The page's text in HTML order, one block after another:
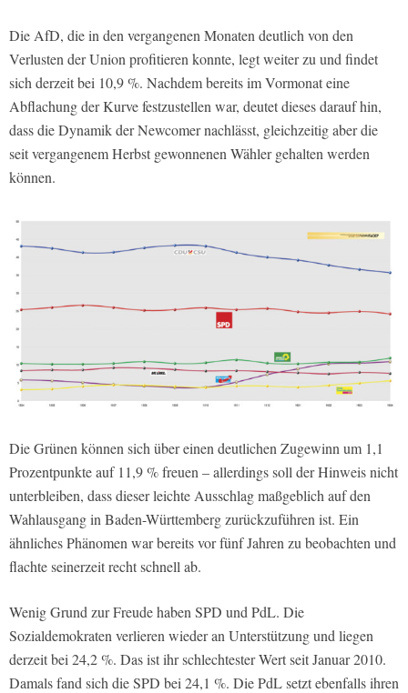
Die AfD, die in den vergangenen Monaten deutlich von den
Verlusten der Union profitieren konnte, legt weiter zu und findet
sich derzeit bei 10,9 %. Nachdem bereits im Vormonat eine
Abflachung der Kurve festzustellen war, deutet dieses darauf hin,
dass die Dynamik der Newcomer nachlässt, gleichzeitig aber die
seit vergangenem Herbst gewonnenen Wähler gehalten werden
können.
Die Grünen können sich über einen deutlichen Zugewinn um 1,1
Prozentpunkte auf 11,9 % freuen – allerdings soll der Hinweis nicht
unterbleiben, dass dieser leichte Ausschlag maßgeblich auf den
Wahlausgang in Baden-Württemberg zurückzuführen ist. Ein
ähnliches Phänomen war bereits vor fünf Jahren zu beobachten und
flachte seinerzeit recht schnell ab.
Wenig Grund zur Freude haben SPD und PdL. Die
Sozialdemokraten verlieren wieder an Unterstützung und liegen
derzeit bei 24,2 %. Das ist ihr schlechtester Wert seit Januar 2010.
Damals fand sich die SPD bei 24,1 %. Die PdL setzt ebenfalls ihren